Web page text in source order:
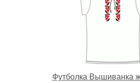
Футболка Вышиванка